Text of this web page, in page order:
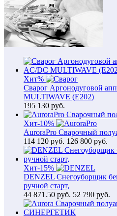
Хит%
Сварог Аргонодуговой
MULTIWAVE (E202)
195 130 руб.
Хит-10%
AuroraPro Сварочный
114 120 руб. 126 800 руб.
Хит-15%
DENZEL Снегоуборщик
ручной старт,
44 871.50 руб. 52 790 руб.